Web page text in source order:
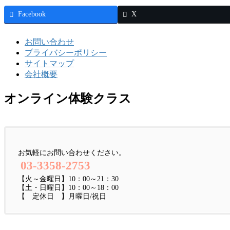
Facebook X
お問い合わせ
プライバシーポリシー
サイトマップ
会社概要
オンライン体験クラス
お気軽にお問い合わせください。
03-3358-2753
【火～金曜日】10：00～21：30
【土・日曜日】10：00～18：00
【 定休日 】月曜日/祝日